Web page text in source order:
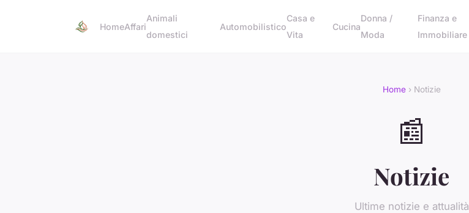
HomeAffari
Animali
domestici
Automobilistico
Casa e
Vita
Cucina
Donna /
Moda
Finanza e
Immobiliare
Home› Notizie
📰
Notizie
Ultime notizie e attualità